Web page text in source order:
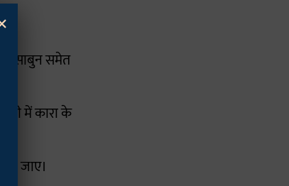
समेत
में कारा के
जाए।